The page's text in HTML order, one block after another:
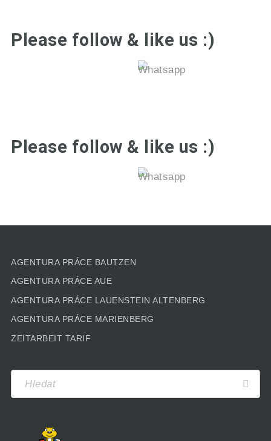
Please follow & like us :)
Please follow & like us :)
AGENTURA PRÁCE BAUTZEN
AGENTURA PRÁCE AUE
AGENTURA PRÁCE LAUENSTEIN ALTENBERG
AGENTURA PRÁCE MARIENBERG
ZEITARBEIT TARIF